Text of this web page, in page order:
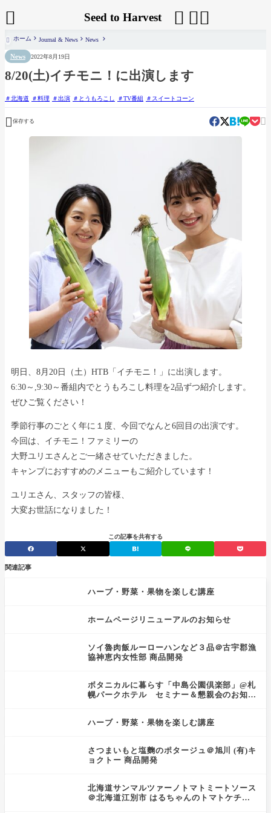
Seed to Harvest  

 ホーム Journal & News News
News 2022年8月19日
8/20(土)イチモニ！に出演します
北海道 料理 出演 とうもろこし TV番組 スイートコーン
 保存する 
明日、8月20日（土）HTB「イチモニ！」に出演します。
6:30～,9:30～番組内でとうもろこし料理を2品ずつ紹介します。
ぜひご覧ください！
季節行事のごとく年に１度、今回でなんと6回目の出演です。
今回は、イチモニ！ファミリーの
大野ユリエさんとご一緒させていただきました。
キャンプにおすすめのメニューもご紹介しています！
ユリエさん、スタッフの皆様、
大変お世話になりました！
この記事を共有する
関連記事
ハーブ・野菜・果物を楽しむ講座
ホームページリニューアルのお知らせ
ソイ魯肉飯ルーローハンなど３品＠古宇郡漁
協神恵内女性部 商品開発
ボタニカルに暮らす「中島公園倶楽部」@札
幌パークホテル セミナー＆懇親会のお知ら
ハーブ・野菜・果物を楽しむ講座
さつまいもと塩麴のポタージュ＠旭川 (有)キ
ョクトー 商品開発
北海道サンマルツァーノトマトミートソース
＠北海道江別市 はるちゃんのトマトケチャ